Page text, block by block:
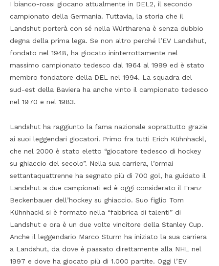
I bianco-rossi giocano attualmente in DEL2, il secondo
campionato della Germania. Tuttavia, la storia che il
Landshut porterà con sé nella Würtharena è senza dubbio
degna della prima lega. Se non altro perché l’EV Landshut,
fondato nel 1948, ha giocato ininterrottamente nel
massimo campionato tedesco dal 1964 al 1999 ed è stato
membro fondatore della DEL nel 1994. La squadra del
sud-est della Baviera ha anche vinto il campionato tedesco
nel 1970 e nel 1983.
Landshut ha raggiunto la fama nazionale soprattutto grazie
ai suoi leggendari giocatori. Primo fra tutti Erich Kühnhackl,
che nel 2000 è stato eletto “giocatore tedesco di hockey
su ghiaccio del secolo”. Nella sua carriera, l’ormai
settantaquattrenne ha segnato più di 700 gol, ha guidato il
Landshut a due campionati ed è oggi considerato il Franz
Beckenbauer dell’hockey su ghiaccio. Suo figlio Tom
Kühnhackl si è formato nella “fabbrica di talenti” di
Landshut e ora è un due volte vincitore della Stanley Cup.
Anche il leggendario Marco Sturm ha iniziato la sua carriera
a Landshut, da dove è passato direttamente alla NHL nel
1997 e dove ha giocato più di 1.000 partite. Oggi l’EV